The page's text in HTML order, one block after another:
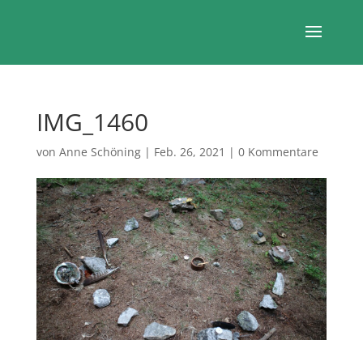
IMG_1460
von Anne Schöning| Feb. 26, 2021 | 0 Kommentare